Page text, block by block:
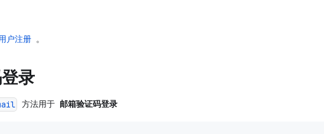
户注册 。
录
方法用于 邮箱验证码登录